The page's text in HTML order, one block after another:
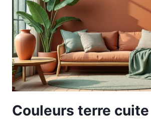
Couleurs terre